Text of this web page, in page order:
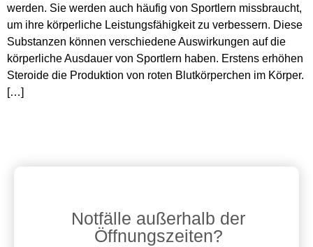
werden. Sie werden auch häufig von Sportlern missbraucht,
um ihre körperliche Leistungsfähigkeit zu verbessern. Diese
Substanzen können verschiedene Auswirkungen auf die
körperliche Ausdauer von Sportlern haben. Erstens erhöhen
Steroide die Produktion von roten Blutkörperchen im Körper.
[…]
Notfälle außerhalb der
Öffnungszeiten?